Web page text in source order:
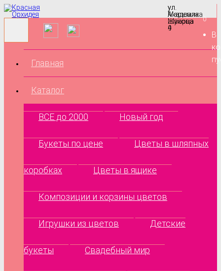
ул.
Маршала
Жукова
9
ул.
Академика
Шварца
4
0
В
Главная
Каталог
ВСЕ до 2000 Новый год
Букеты по цене Цветы в шляпных
коробках Цветы в ящике
Композиции и корзины цветов
Игрушки из цветов Детские
букеты Свадебный мир